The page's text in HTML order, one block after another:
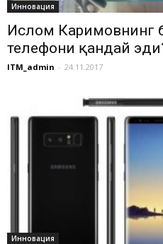
Инновация
Ислом Каримовнинг
телефони қандай
ITM_admin - 24.11.2017
Инновация